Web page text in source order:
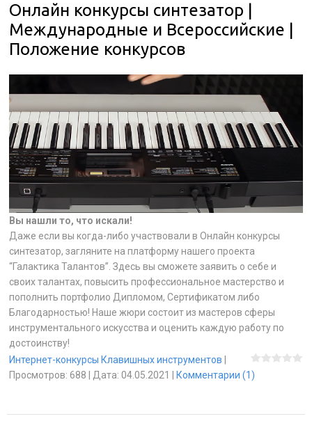
Онлайн конкурсы синтезатор |
Международные и Всероссийские |
Положение конкурсов
Вы нашли то, что искали!
Даже если вы когда-либо участвовали в Онлайн конкурсы
синтезатор, загляните на платформу нашего проекта
“Галактика Талантов”. Здесь вы сможете заявить о себе и
своих талантах, повысить профессиональное мастерство и
пополнить портфолио Дипломом, Сертификатом либо
Благодарностью! Наше жюри состоит из мастеров сферы
инструментального искусства и оценить каждую работу по
достоинству!
Интернет-конкурсы Клавишных инструментов
Просмотров: 688 Дата: 04.05.2021 Комментарии (1)